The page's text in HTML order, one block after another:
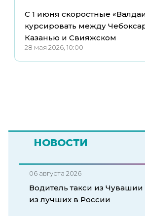
С 1 июня скоростные
курсировать между
Казанью и Свияжском
28 мая 2026, 10:00
НОВОСТИ
06 августа 2026
Водитель такси из
из лучших в России